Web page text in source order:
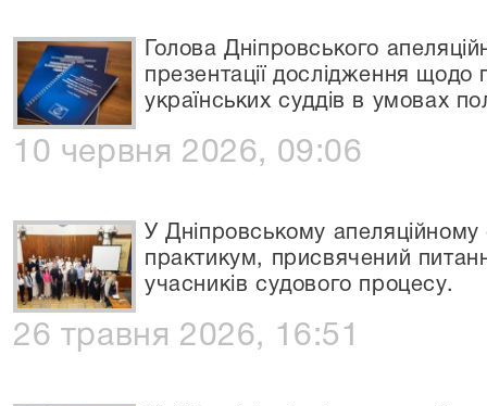
Голова Дніпровського
презентації дослідження щодо
українських суддів в умовах
10 червня 2026, 09:06
У Дніпровському апеляційному
практикум, присвячений
учасників судового процесу.
26 травня 2026, 16:51